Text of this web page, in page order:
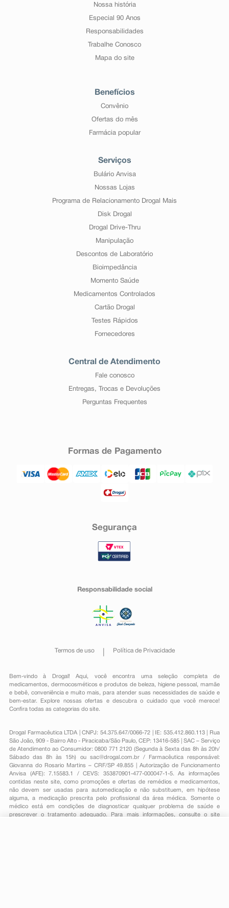
Nossa história
Especial 90 Anos
Responsabilidades
Trabalhe Conosco
Mapa do site
Benefícios
Convênio
Ofertas do mês
Farmácia popular
Serviços
Bulário Anvisa
Nossas Lojas
Programa de Relacionamento Drogal Mais
Disk Drogal
Drogal Drive-Thru
Manipulação
Descontos de Laboratório
Bioimpedância
Momento Saúde
Medicamentos Controlados
Cartão Drogal
Testes Rápidos
Fornecedores
Central de Atendimento
Fale conosco
Entregas, Trocas e Devoluções
Perguntas Frequentes
Formas de Pagamento
Segurança
Responsabilidade social
Termos de uso Política de Privacidade
Bem-vindo à Drogal! Aqui, você encontra uma seleção completa de
medicamentos , dermocosméticos e produtos de beleza, higiene pessoal ,mamãe
e bebê, conveniênciae muito mais, para atender suas necessidades de saúde e
bem-estar. Explore nossas ofertas e descubra o cuidado que você merece!
Confira todas as categorias do site.
Drogal Farmacêutica LTDA | CNPJ: 54.375.647/0066-72 | IE: 535.412.860.113 | Rua
São João, 909 - Bairro Alto - Piracicaba/São Paulo, CEP: 13416-585 | SAC – Serviço
de Atendimento ao Consumidor: 0800 771 2120 (Segunda à Sexta das 8h às 20h/
Sábado das 8h às 15h) ou sac@drogal.com.br/ Farmacêutica responsável:
Giovanna do Rosario Martins – CRF/SP 49.855 | Autorização de Funcionamento
Anvisa (AFE): 7.15583.1 / CEVS: 353870901-477-000047-1-5. As informações
contidas neste site, como promoções e ofertas de remédios e medicamentos,
não devem ser usadas para automedicação e não substituem, em hipótese
alguma, a medicação prescrita pelo profissional da área médica. Somente o
médico está em condições de diagnosticar qualquer problema de saúde e
prescrever o tratamento adequado. Para mais informações, consulte o site